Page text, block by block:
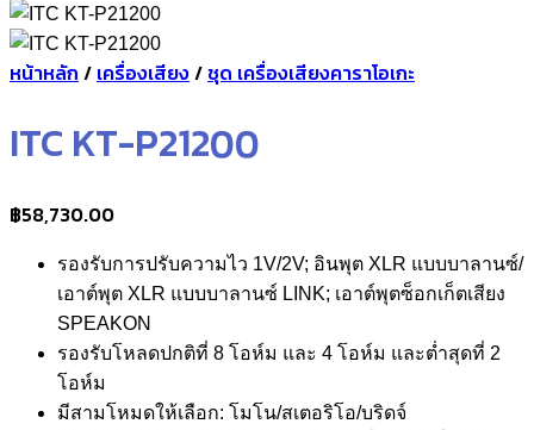
หน้าหลัก / เครื่องเสียง/ชุด เครื่องเสียงคาราโอเกะ
ITC KT-P21200
฿58,730.00
รองรับการปรับความไว 1V/2V; อินพุต XLR แบบบาลานซ์/
เอาต์พุต XLR แบบบาลานซ์ LINK; เอาต์พุตซ็อกเก็ตเสียง
SPEAKON
รองรับโหลดปกติที่ 8 โอห์ม และ 4 โอห์ม และต่ำสุดที่ 2
โอห์ม
มีสามโหมดให้เลือก: โมโน/สเตอริโอ/บริดจ์